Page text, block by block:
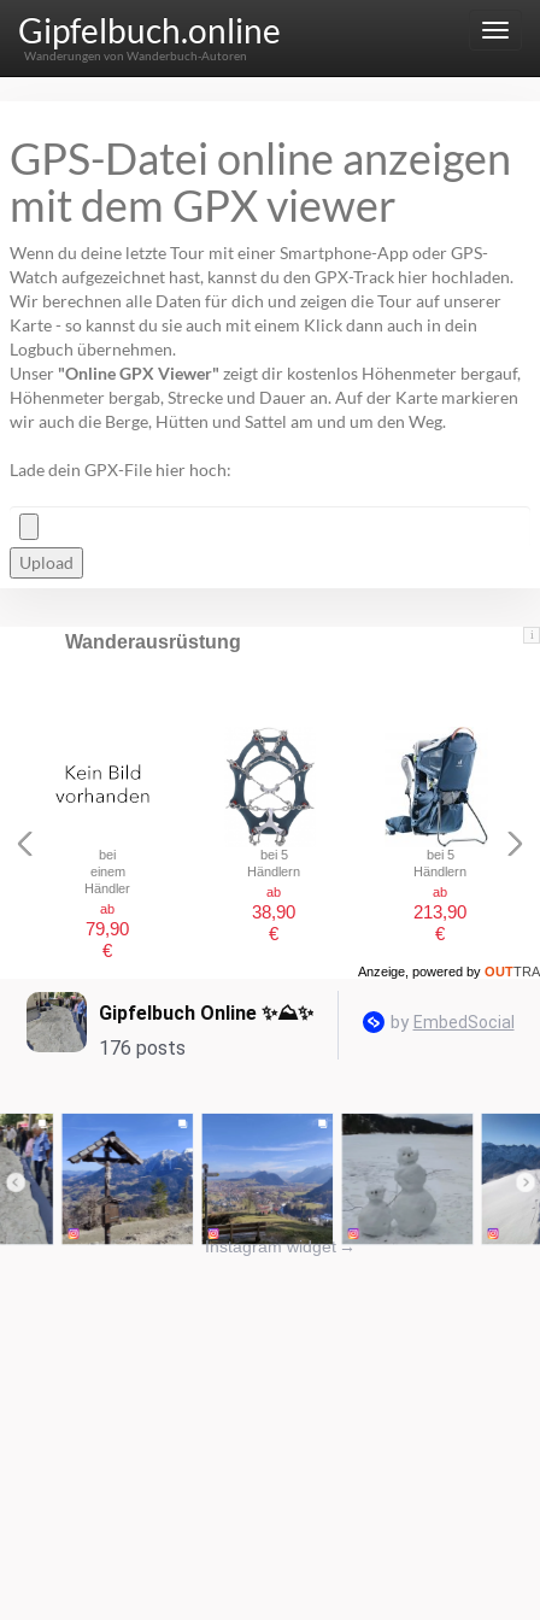
Menu
Gipfelbuch.online
Wanderungen von Wanderbuch-Autoren
GPS-Datei online anzeigen
mit dem GPX viewer
Wenn du deine letzte Tour mit einer Smartphone-App oder GPS-
Watch aufgezeichnet hast, kannst du den GPX-Track hier hochladen.
Wir berechnen alle Daten für dich und zeigen die Tour auf unserer
Karte - so kannst du sie auch mit einem Klick dann auch in dein
Logbuch übernehmen.
Unser "Online GPX Viewer" zeigt dir kostenlos Höhenmeter bergauf,
Höhenmeter bergab, Strecke und Dauer an. Auf der Karte markieren
wir auch die Berge, Hütten und Sattel am und um den Weg.
Lade dein GPX-File hier hoch:
Upload
i
Wanderausrüstung
bei
einem
Händler
ab
79,90
€
bei 5
Händlern
ab
38,90
€
bei 5
Händlern
ab
213,90
€
Anzeige, powered by OUTTRA
Instagram widget →